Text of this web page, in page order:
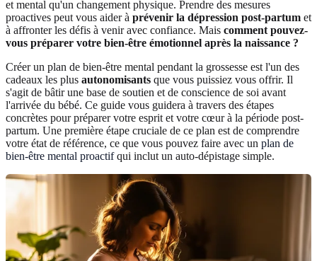
et mental qu'un changement physique. Prendre des mesures
proactives peut vous aider à prévenir la dépression post-partum et
à affronter les défis à venir avec confiance. Mais comment pouvez-
vous préparer votre bien-être émotionnel après la naissance ?
Créer un plan de bien-être mental pendant la grossesse est l'un des
cadeaux les plus autonomisants que vous puissiez vous offrir. Il
s'agit de bâtir une base de soutien et de conscience de soi avant
l'arrivée du bébé. Ce guide vous guidera à travers des étapes
concrètes pour préparer votre esprit et votre cœur à la période post-
partum. Une première étape cruciale de ce plan est de comprendre
votre état de référence, ce que vous pouvez faire avec un plan de
bien-être mental proactifqui inclut un auto-dépistage simple.